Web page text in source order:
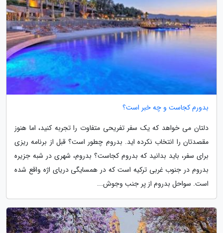
بدورم کجاست و چه خبر است؟
دلتان می خواهد که یک سفر تفریحی متفاوت را تجربه کنید، اما هنوز
مقصدتان را انتخاب نکرده اید. بدروم چطور است؟ قبل از برنامه ریزی
برای سفر، باید بدانید که بدروم کجاست؟ بدروم، شهری در شبه جزیره
بدروم در جنوب غربی ترکیه است که در همسایگی دریای اژه واقع شده
است. سواحل بدروم از پر جنب وجوش...